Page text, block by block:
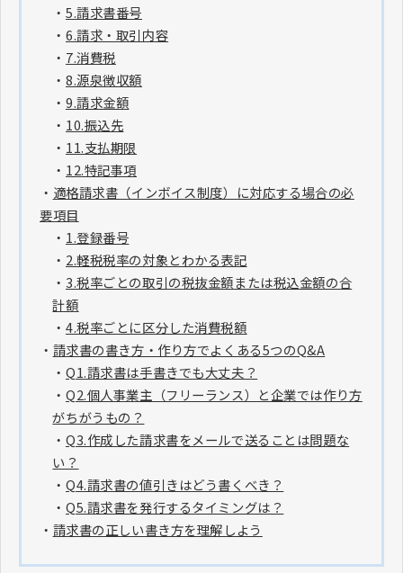
・ 5.請求書番号
・ 6.請求・取引内容
・ 7.消費税
・ 8.源泉徴収額
・ 9.請求金額
・ 10.振込先
・ 11.支払期限
・ 12.特記事項
・ 適格請求書（インボイス制度）に対応する場合の必
要項目
・ 1.登録番号
・ 2.軽税税率の対象とわかる表記
・ 3.税率ごとの取引の税抜金額または税込金額の合
計額
・ 4.税率ごとに区分した消費税額
・ 請求書の書き方・作り方でよくある5つのQ&A
・ Q1.請求書は手書きでも大丈夫？
・ Q2.個人事業主（フリーランス）と企業では作り方
がちがうもの？
・ Q3.作成した請求書をメールで送ることは問題な
い？
・ Q4.請求書の値引きはどう書くべき？
・ Q5.請求書を発行するタイミングは？
・ 請求書の正しい書き方を理解しよう